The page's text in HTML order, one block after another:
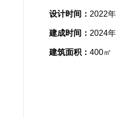
设计时间： 2022年
建成时间： 2024年
建筑面积：400㎡